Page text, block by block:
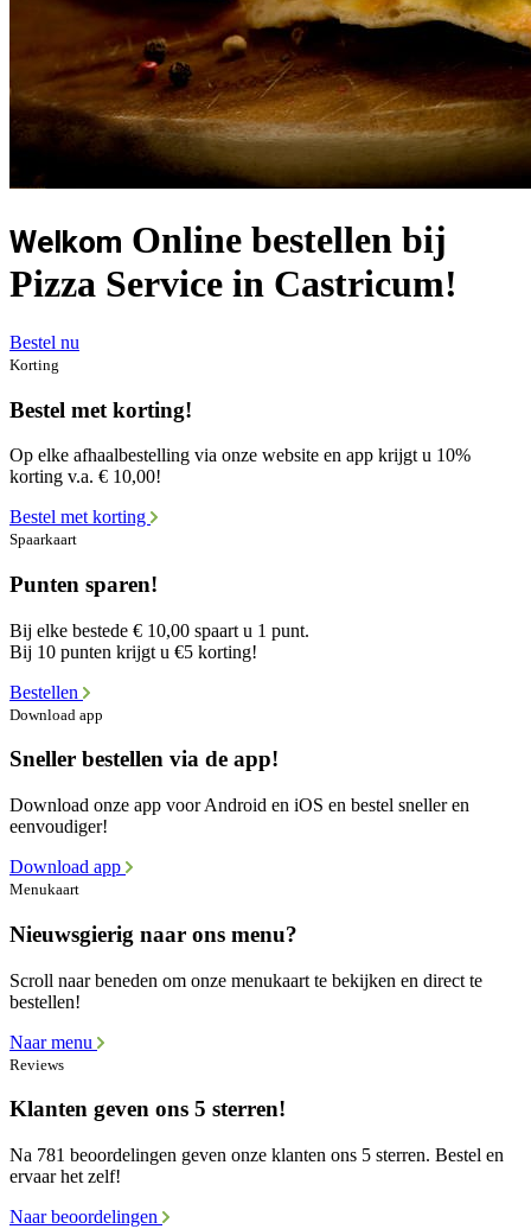
Welkom Online bestellen bij
Pizza Service in Castricum!
Bestel nu
Korting
Bestel met korting!
Op elke afhaalbestelling via onze website en app krijgt u 10%
korting v.a. € 10,00!
Bestel met korting
Spaarkaart
Punten sparen!
Bij elke bestede € 10,00 spaart u 1 punt.
Bij 10 punten krijgt u €5 korting!
Bestellen
Download app
Sneller bestellen via de app!
Download onze app voor Android en iOS en bestel sneller en
eenvoudiger!
Download app
Menukaart
Nieuwsgierig naar ons menu?
Scroll naar beneden om onze menukaart te bekijken en direct te
bestellen!
Naar menu
Reviews
Klanten geven ons 5 sterren!
Na 781 beoordelingen geven onze klanten ons 5 sterren. Bestel en
ervaar het zelf!
Naar beoordelingen